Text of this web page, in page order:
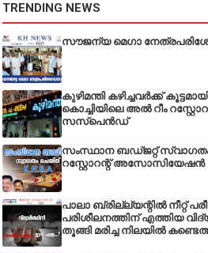
TRENDING NEWS
സൗജന്യ മെഗാ
കുഴിമന്തി കഴിച്ചവർക്ക്
കൊച്ചിയിലെ അൽ റീം
സസ്പെൻഡ്
സംസ്ഥാന ബഡ്‌ജറ്റ്
റസ്റ്റോറന്റ് അസോസിയേഷൻ
പാലാ ബ്രില്ല്യന്റിൽ നീറ്റ്
പരിശീലനത്തിന് എത്തിയ
തൂങ്ങി മരിച്ച നിലയിൽ